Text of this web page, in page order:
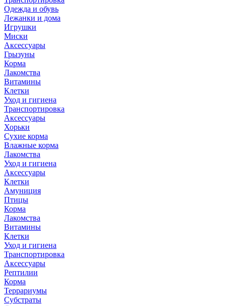
Одежда и обувь
Лежанки и дома
Игрушки
Миски
Аксессуары
Грызуны
Корма
Лакомства
Витамины
Клетки
Уход и гигиена
Транспортировка
Аксессуары
Хорьки
Сухие корма
Влажные корма
Лакомства
Уход и гигиена
Аксессуары
Клетки
Амуниция
Птицы
Корма
Лакомства
Витамины
Клетки
Уход и гигиена
Транспортировка
Аксессуары
Рептилии
Корма
Террариумы
Субстраты